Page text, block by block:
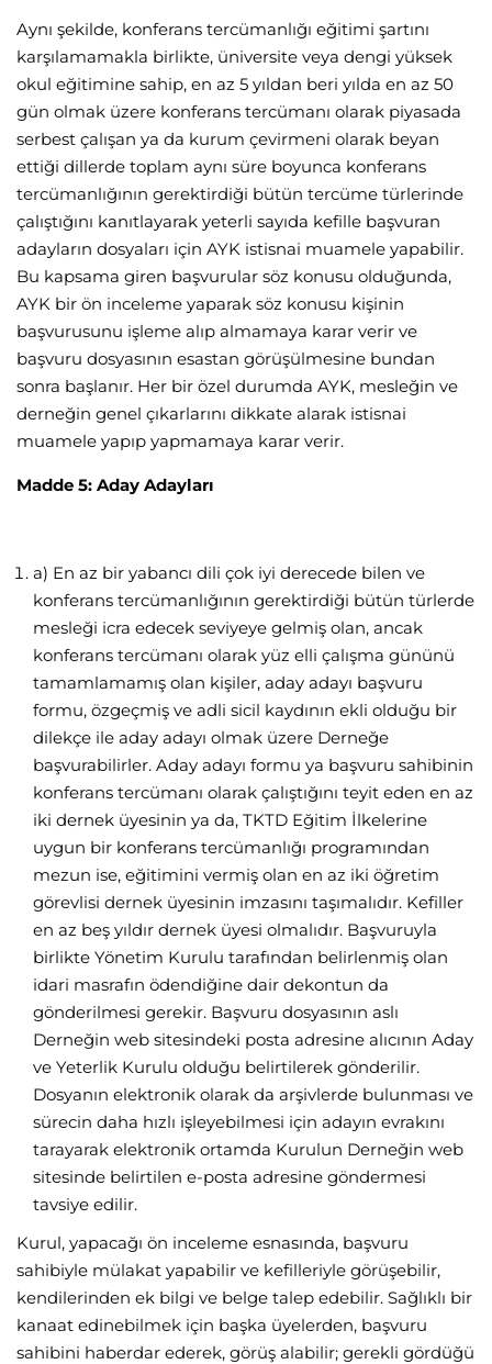
Aynı şekilde, konferans tercümanlığı eğitimi şartını
karşılamamakla birlikte, üniversite veya dengi yüksek
okul eğitimine sahip, en az 5 yıldan beri yılda en az 50
gün olmak üzere konferans tercümanı olarak piyasada
serbest çalışan ya da kurum çevirmeni olarak beyan
ettiği dillerde toplam aynı süre boyunca konferans
tercümanlığının gerektirdiği bütün tercüme türlerinde
çalıştığını kanıtlayarak yeterli sayıda kefille başvuran
adayların dosyaları için AYK istisnai muamele yapabilir.
Bu kapsama giren başvurular söz konusu olduğunda,
AYK bir ön inceleme yaparak söz konusu kişinin
başvurusunu işleme alıp almamaya karar verir ve
başvuru dosyasının esastan görüşülmesine bundan
sonra başlanır. Her bir özel durumda AYK, mesleğin ve
derneğin genel çıkarlarını dikkate alarak istisnai
muamele yapıp yapmamaya karar verir.
Madde 5: Aday Adayları
a) En az bir yabancı dili çok iyi derecede bilen ve
konferans tercümanlığının gerektirdiği bütün türlerde
mesleği icra edecek seviyeye gelmiş olan, ancak
konferans tercümanı olarak yüz elli çalışma gününü
tamamlamamış olan kişiler, aday adayı başvuru
formu, özgeçmiş ve adli sicil kaydının ekli olduğu bir
dilekçe ile aday adayı olmak üzere Derneğe
başvurabilirler. Aday adayı formu ya başvuru sahibinin
konferans tercümanı olarak çalıştığını teyit eden en az
iki dernek üyesinin ya da, TKTD Eğitim İlkelerine
uygun bir konferans tercümanlığı programından
mezun ise, eğitimini vermiş olan en az iki öğretim
görevlisi dernek üyesinin imzasını taşımalıdır. Kefiller
en az beş yıldır dernek üyesi olmalıdır. Başvuruyla
birlikte Yönetim Kurulu tarafından belirlenmiş olan
idari masrafın ödendiğine dair dekontun da
gönderilmesi gerekir. Başvuru dosyasının aslı
Derneğin web sitesindeki posta adresine alıcının Aday
ve Yeterlik Kurulu olduğu belirtilerek gönderilir.
Dosyanın elektronik olarak da arşivlerde bulunması ve
sürecin daha hızlı işleyebilmesi için adayın evrakını
tarayarak elektronik ortamda Kurulun Derneğin web
sitesinde belirtilen e-posta adresine göndermesi
tavsiye edilir.
Kurul, yapacağı ön inceleme esnasında, başvuru
sahibiyle mülakat yapabilir ve kefilleriyle görüşebilir,
kendilerinden ek bilgi ve belge talep edebilir. Sağlıklı bir
kanaat edinebilmek için başka üyelerden, başvuru
sahibini haberdar ederek, görüş alabilir; gerekli gördüğü